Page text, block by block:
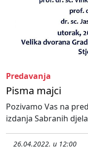
Predavanja
Pisma majci
Pozivamo Vas na
izdanja Sabranih
26.04.2022. u 12:00